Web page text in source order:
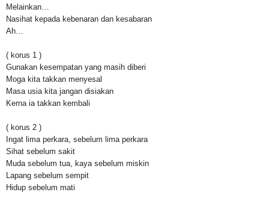
Melainkan…
Nasihat kepada kebenaran dan kesabaran
Ah…
( korus 1 )
Gunakan kesempatan yang masih diberi
Moga kita takkan menyesal
Masa usia kita jangan disiakan
Kerna ia takkan kembali
( korus 2 )
Ingat lima perkara, sebelum lima perkara
Sihat sebelum sakit
Muda sebelum tua, kaya sebelum miskin
Lapang sebelum sempit
Hidup sebelum mati